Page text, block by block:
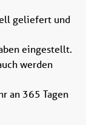
geliefert und
eingestellt.
werden
an 365 Tagen